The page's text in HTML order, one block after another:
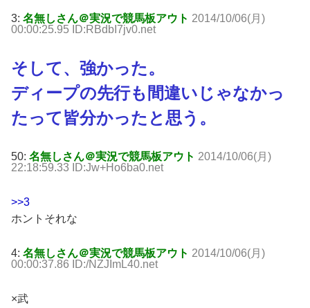
3: 名無しさん＠実況で競馬板アウト 2014/10/06(月)
00:00:25.95 ID:RBdbI7jv0.net
そして、強かった。
ディープの先行も間違いじゃなかっ
たって皆分かったと思う。
50: 名無しさん＠実況で競馬板アウト 2014/10/06(月)
22:18:59.33 ID:Jw+Ho6ba0.net
>>3
ホントそれな
4: 名無しさん＠実況で競馬板アウト 2014/10/06(月)
00:00:37.86 ID:/NZJImL40.net
×武